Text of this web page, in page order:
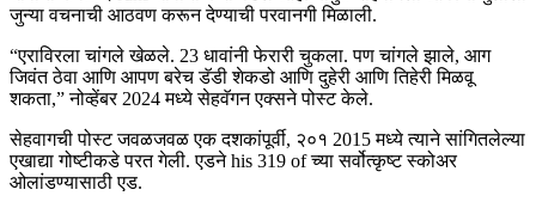
जुन्या वचनाची आठवण करून देण्याची परवानगी मिळाली.
“एराविरला चांगले खेळले. 23 धावांनी फेरारी चुकला. पण चांगले झाले, आग
जिवंत ठेवा आणि आपण बरेच डॅडी शेकडो आणि दुहेरी आणि तिहेरी मिळवू
शकता,” नोव्हेंबर 2024 मध्ये सेहवॅगन एक्सने पोस्ट केले.
सेहवागची पोस्ट जवळजवळ एक दशकांपूर्वी, २०१ 2015 मध्ये त्याने सांगितलेल्या
एखाद्या गोष्टीकडे परत गेली. एडने his 319 of च्या सर्वोत्कृष्ट स्कोअर
ओलांडण्यासाठी एड.